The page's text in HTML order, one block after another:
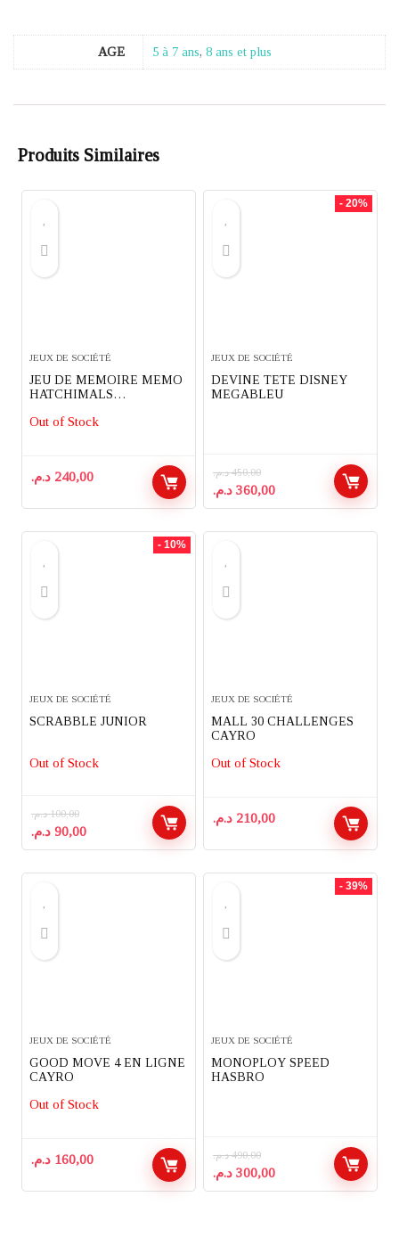
AGE 5 à 7 ans, 8 ans et plus
Produits Similaires
JEUX DE SOCIÉTÉ
JEU DE MEMOIRE MEMO
HATCHIMALS
Out of Stock
240,00 د.م.
- 20%
JEUX DE SOCIÉTÉ
DEVINE TETE DISNEY
MEGABLEU
450,00 د.م.
Le
prix
360,00 د.م.
Le
prix
- 10%
JEUX DE SOCIÉTÉ
SCRABBLE JUNIOR
Out of Stock
100,00 د.م.
Le
prix
90,00 د.م.
Le
prix
JEUX DE SOCIÉTÉ
MALL 30 CHALLENGES
CAYRO
Out of Stock
210,00 د.م.
JEUX DE SOCIÉTÉ
GOOD MOVE 4 EN LIGNE
CAYRO
Out of Stock
160,00 د.م.
- 39%
JEUX DE SOCIÉTÉ
MONOPLOY SPEED
HASBRO
490,00 د.م.
Le
prix
300,00 د.م.
Le
prix